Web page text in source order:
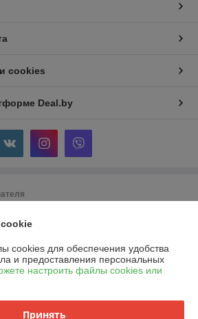
cookies
Deal.by
15 А, 230025, РЕСПУБЛИКА БЕЛАРУСЬ,
ЕГР: 591048432
городской исполнительный
cookies для обеспечения удобства
и предоставления персональных
настроить файлы cookies или
Принять